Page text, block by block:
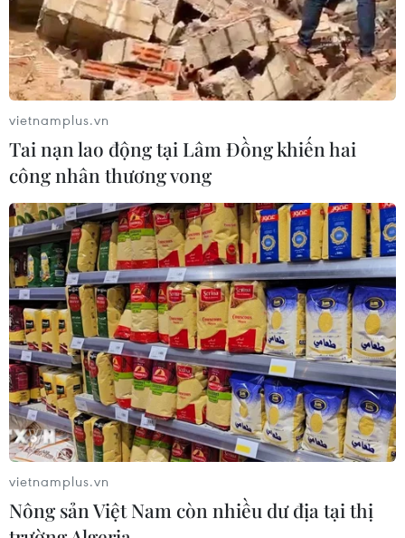
vietnamplus.vn
Tai nạn lao động tại Lâm Đồng khiến hai
công nhân thương vong
vietnamplus.vn
Nông sản Việt Nam còn nhiều dư địa tại thị